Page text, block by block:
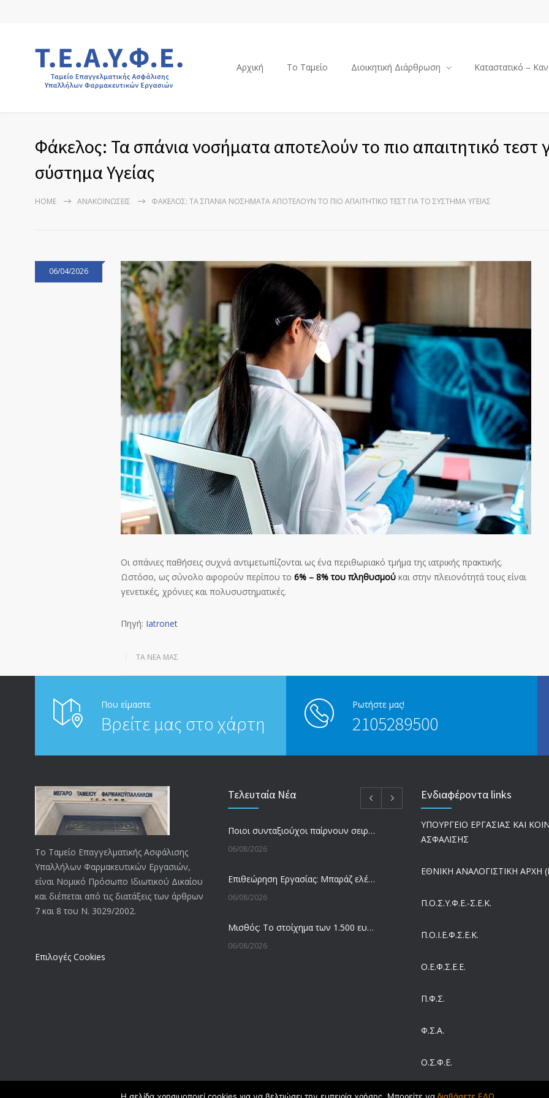
Αρχική Το Ταμείο Διοικητική Διάρθρωση Καταστατικό –
Φάκελος: Τα σπάνια νοσήματα αποτελούν το πιο απαιτητικό τεστ
σύστημα Υγείας
HOME ΑΝΑΚΟΙΝΏΣΕΙΣ ΦΆΚΕΛΟΣ: ΤΑ ΣΠΆΝΙΑ ΝΟΣΉΜΑΤΑ ΑΠΟΤΕΛΟΎΝ ΤΟ ΠΙΟ ΑΠΑΙΤΗΤΙΚΌ ΤΕΣΤ ΓΙΑ ΤΟ ΣΎΣΤΗΜΑ ΥΓΕΊΑΣ
06/04/2026
Οι σπάνιες παθήσεις συχνά αντιμετωπίζονται ως ένα περιθωριακό τμήμα της ιατρικής πρακτικής.
Ωστόσο, ως σύνολο αφορούν περίπου το 6% – 8% του πληθυσμού και στην πλειονότητά τους είναι
γενετικές, χρόνιες και πολυσυστηματικές.
Πηγή: Iatronet
ΤΑ ΝΈΑ ΜΑΣ
Που είμαστε
Βρείτε μας στο χάρτη
Ρωτήστε μας!
2105289500
Το Ταμείο Επαγγελματικής Ασφάλισης
Υπαλλήλων Φαρμακευτικών Εργασιών,
είναι Νομικό Πρόσωπο Ιδιωτικού Δικαίου
και διέπεται από τις διατάξεις των άρθρων
7 και 8 του Ν. 3029/2002.
Επιλογές Cookies
Τελευταία Νέα
Ποιοι συνταξιούχοι παίρνουν σειρά για επανυπολογισμό σύνταξης με αύξηση και αναδρομικά – Οι εκκρεμότητες ανά Ταμείο
06/08/2026
Επιθεώρηση Εργασίας: Μπαράζ ελέγχων με tablets και drones
06/08/2026
Μισθός: Το στοίχημα των 1.500 ευρώ – Πόσοι εργαζόμενοι παίρνουν αυτά τα χρήματα
06/08/2026
05/08/2026
Ενδιαφέροντα links
ΥΠΟΥΡΓΕΙΟ ΕΡΓΑΣΙΑΣ ΚΑΙ
ΑΣΦΑΛΙΣΗΣ
ΕΘΝΙΚΗ ΑΝΑΛΟΓΙΣΤΙΚΗ ΑΡΧΗ
Π.Ο.Σ.Υ.Φ.Ε.-Σ.Ε.Κ.
Π.O.I.Ε.Φ.Σ.Ε.Κ.
Ο.Ε.Φ.Σ.Ε.Ε.
Π.Φ.Σ.
Φ.Σ.Α.
Ο.Σ.Φ.Ε.
ΣΕΙΒ